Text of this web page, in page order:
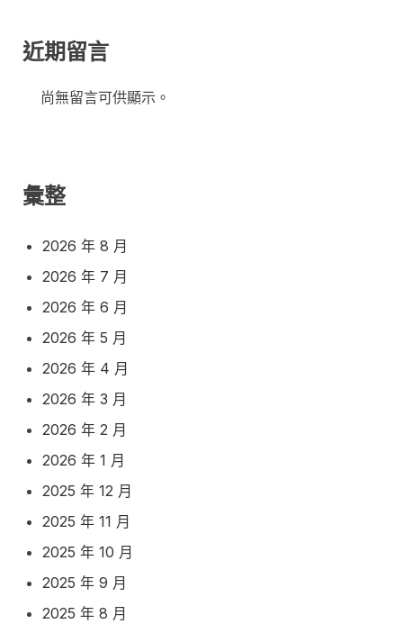
近期留言
尚無留言可供顯示。
彙整
2026 年 8 月
2026 年 7 月
2026 年 6 月
2026 年 5 月
2026 年 4 月
2026 年 3 月
2026 年 2 月
2026 年 1 月
2025 年 12 月
2025 年 11 月
2025 年 10 月
2025 年 9 月
2025 年 8 月